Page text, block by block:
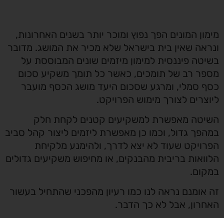
מימון המונים הפך נפוץ ומוכר יותר בשנים האחרונות,
ונראה שאין בית בישראל שלא מכיר את המושג. מדובר
בשיטה פיננסית למימון מיזמים שונים המבוססת על
מספר רב של תומכים, כאשר כל תומך משקיע סכום
כסף סמלי, ומרגע שסכום היעד מושג הכסף מועבר
ליוצרים לצורך מימוש הפרויקט.
השיטה מאפשרת למשקיעים קטנים לקחת חלק
במהפך גדול, וכמו כן מאפשרת ליזמים ליצור קהל סביב
הפרויקט שעוד לא יצא לדרך, ולהימנע מלקיחת
הלוואות בריבית מהבנקים, או מחיפוש משקיעים גדולים
במקום.
זה אומנם נראה לנו כמו רעיון מהפכני שהתחיל בעשור
האחרון, אבל לא כך הדבר.